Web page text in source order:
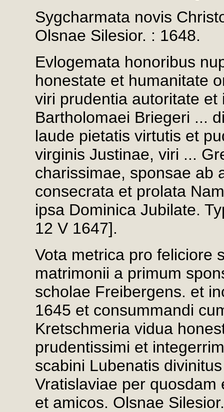
Sygcharmata novis
Olsnae Silesior. : 1648.
Evlogemata honoribus
honestate et humanitate
viri prudentia autoritate
Bartholomaei Briegeri ...
laude pietatis virtutis et
virginis Justinae, viri ...
charissimae, sponsae ab
consecrata et prolata
ipsa Dominica Jubilate.
12 V 1647].
Vota metrica pro feliciore
matrimonii a primum
scholae Freibergens. et
1645 et consummandi
Kretschmeria vidua
prudentissimi et
scabini Lubenatis
Vratislaviae per
et amicos. Olsnae